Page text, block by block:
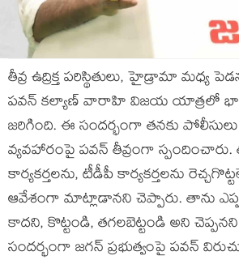
తీవ్ర ఉద్రిక్త పరిస్థితులు, హైడ్రామా మధ్య
పవన్ కల్యాణ్ వారాహి విజయ యాత్రలో
జరిగింది. ఈ సందర్భంగా తనకు
వ్యవహారంపై పవన్ తీవ్రంగా
కార్యకర్తలను, టీడీపీ కార్యకర్తలను
ఆవేశంగా మాట్లాడానని చెప్పారు. తాను
కాదని, కొట్టండి, తగలబెట్టండి అని
సందర్భంగా జగన్ ప్రభుత్వంపై పవన్